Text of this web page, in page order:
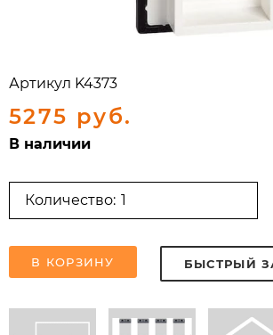
Артикул K4373
5275 руб.
В наличии
Количество:
В КОРЗИНУ БЫСТРЫЙ